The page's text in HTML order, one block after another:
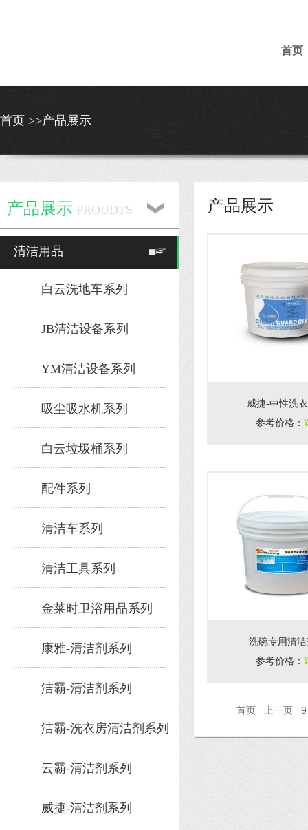
首页
首页 >>产品展示
产品展示 PROUDTS
清洁用品
白云洗地车系列
JB清洁设备系列
YM清洁设备系列
吸尘吸水机系列
白云垃圾桶系列
配件系列
清洁车系列
清洁工具系列
金莱时卫浴用品系列
康雅-清洁剂系列
洁霸-清洁剂系列
洁霸-洗衣房清洁剂系列
云霸-清洁剂系列
威捷-清洁剂系列
产品展示
威捷-中性洗
参考价格 ：
洗碗专用清
参考价格 ：
首页 上一页 9